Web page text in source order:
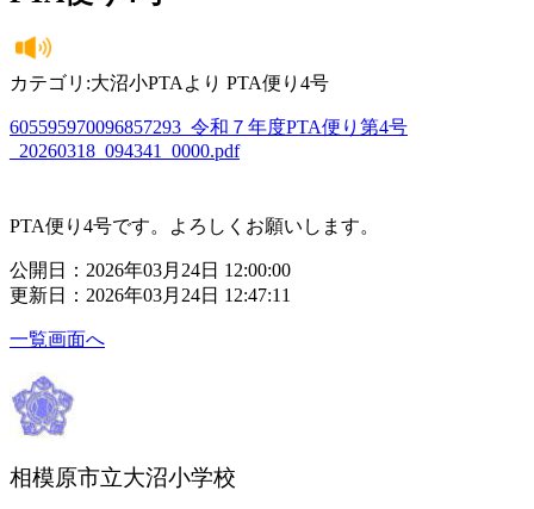
カテゴリ:大沼小PTAより PTA便り4号
605595970096857293_令和７年度PTA便り第4号
_20260318_094341_0000.pdf
PTA便り4号です。よろしくお願いします。
公開日：2026年03月24日 12:00:00
更新日：2026年03月24日 12:47:11
一覧画面へ
相模原市立大沼小学校